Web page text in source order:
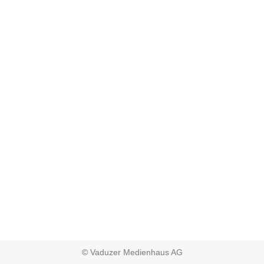
© Vaduzer Medienhaus AG